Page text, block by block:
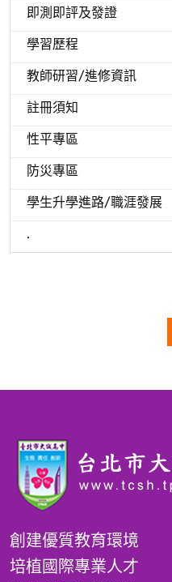
即測即評及發證
學習歷程
教師研習/進修資訊
註冊須知
性平專區
防災專區
學生升學進路/職涯發展
.
創建優質教育環境
培植國際專業人才